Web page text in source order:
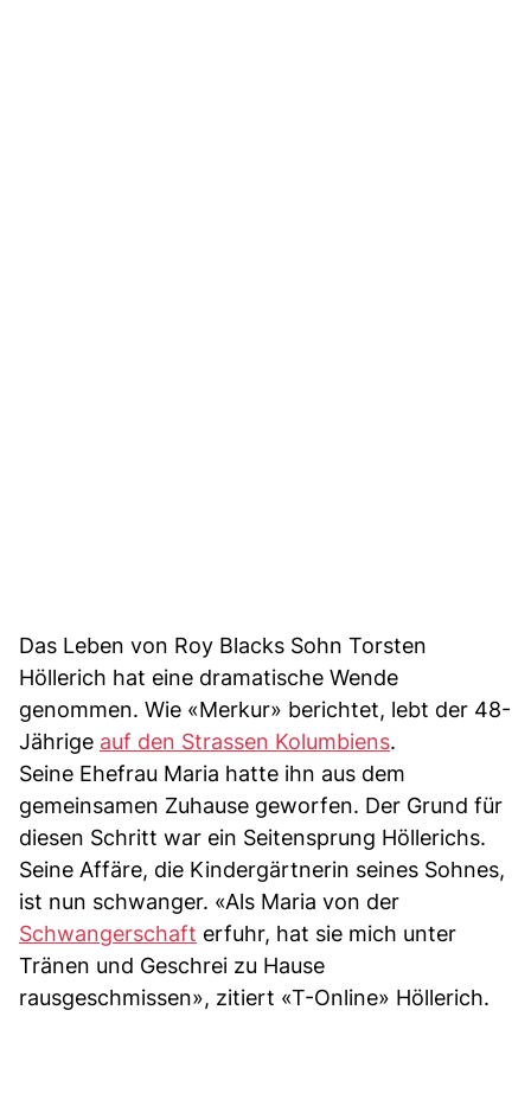
Das Leben von Roy Blacks Sohn Torsten
Höllerich hat eine dramatische Wende
genommen. Wie «Merkur» berichtet, lebt der 48-
Jährige auf den Strassen Kolumbiens.
Seine Ehefrau Maria hatte ihn aus dem
gemeinsamen Zuhause geworfen. Der Grund für
diesen Schritt war ein Seitensprung Höllerichs.
Seine Affäre, die Kindergärtnerin seines Sohnes,
ist nun schwanger. «Als Maria von der
Schwangerschaft erfuhr, hat sie mich unter
Tränen und Geschrei zu Hause
rausgeschmissen», zitiert «T-Online» Höllerich.